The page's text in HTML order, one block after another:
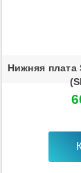
Нижняя плата